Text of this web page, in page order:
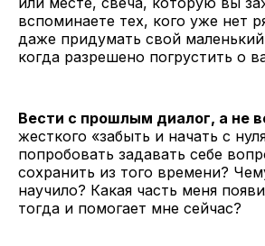
вспоминаете тех, кого уже нет
даже придумать свой маленький
когда разрешено погрустить о
Вести с прошлым диалог, а не
жесткого «забыть и начать с
попробовать задавать себе
сохранить из того времени?
научило? Какая часть меня
тогда и помогает мне сейчас?